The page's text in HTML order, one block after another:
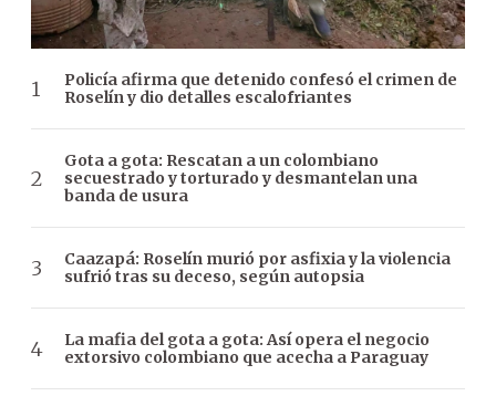
Policía afirma que detenido confesó el crimen de
Roselín y dio detalles escalofriantes
Gota a gota: Rescatan a un colombiano
secuestrado y torturado y desmantelan una
banda de usura
Caazapá: Roselín murió por asfixia y la violencia
sufrió tras su deceso, según autopsia
La mafia del gota a gota: Así opera el negocio
extorsivo colombiano que acecha a Paraguay